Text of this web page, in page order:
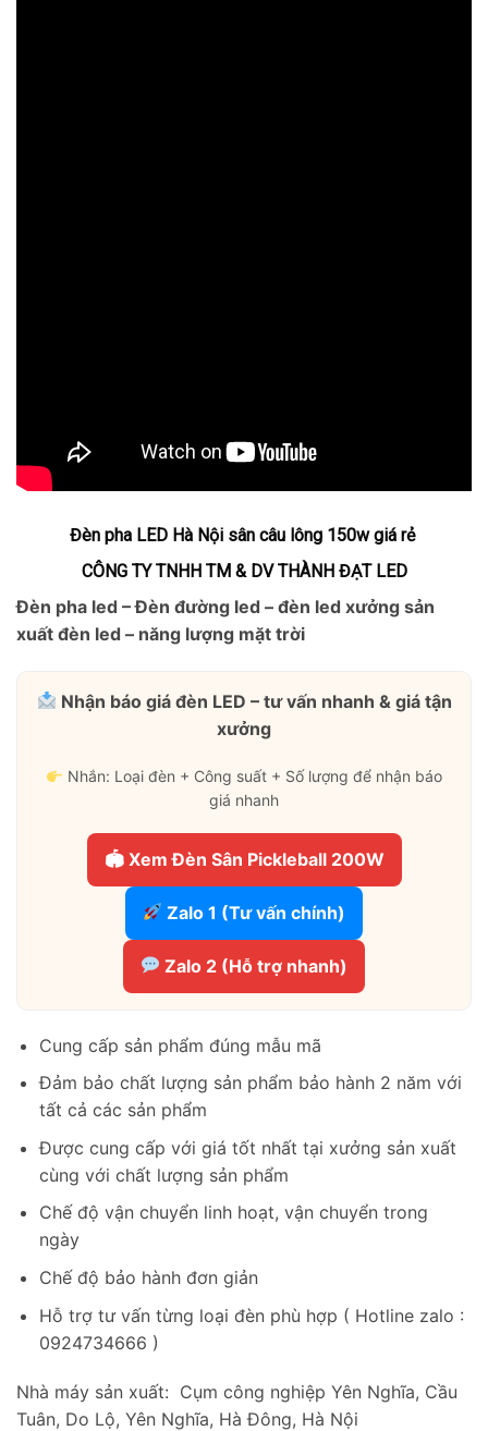
Đèn pha LED Hà Nội sân câu lông 150w giá rẻ
CÔNG TY TNHH TM & DV THÀNH ĐẠT LED
Đèn pha led – Đèn đường led – đèn led xưởng sản
xuất đèn led – năng lượng mặt trời
Nhận báo giá đèn LED – tư vấn nhanh & giá tận
xưởng
Nhắn: Loại đèn + Công suất + Số lượng để nhận báo
giá nhanh
🏟 Xem Đèn Sân Pickleball 200W
Zalo 1 (Tư vấn chính)
Zalo 2 (Hỗ trợ nhanh)
Cung cấp sản phẩm đúng mẫu mã
Đảm bảo chất lượng sản phẩm bảo hành 2 năm với
tất cả các sản phẩm
Được cung cấp với giá tốt nhất tại xưởng sản xuất
cùng với chất lượng sản phẩm
Chế độ vận chuyển linh hoạt, vận chuyển trong
ngày
Chế độ bảo hành đơn giản
Hỗ trợ tư vấn từng loại đèn phù hợp ( Hotline zalo :
0924734666 )
Nhà máy sản xuất: Cụm công nghiệp Yên Nghĩa, Cầu
Tuân, Do Lộ, Yên Nghĩa, Hà Đông, Hà Nội